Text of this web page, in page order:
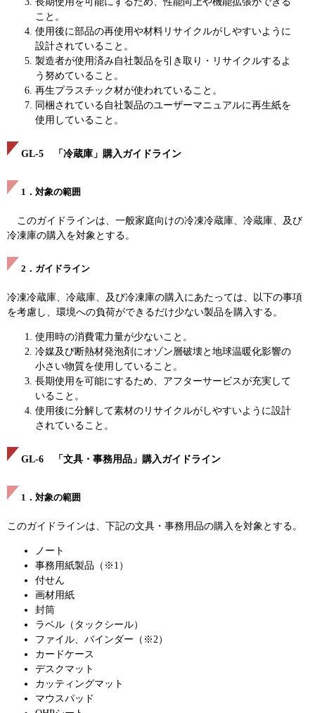
こと。
使用後に部品の再使用や材料リサイクルがしやすいように
設計されていること。
製造者が使用済み自社製品を引き取り・リサイクルするよ
う努めていること。
再生プラスチック材が使われていること。
同梱されている自社製品のユーザーマニュアルに再生紙を
使用していること。
GL-5 「冷蔵庫」購入ガイドライン
1．対象の範囲
このガイドラインは、一般家庭向けの冷凍冷蔵庫、冷蔵庫、及び
冷凍庫の購入を対象とする。
2．ガイドライン
冷凍冷蔵庫、冷蔵庫、及び冷凍庫の購入にあたっては、以下の事項
を考慮し、環境への負荷ができるだけ少ない製品を購入する。
使用時の消費電力量が少ないこと。
冷媒及び断熱材発泡剤にオゾン層破壊と地球温暖化影響の
小さい物質を使用していること。
長期使用を可能にするため、アフターサービスが充実して
いること。
使用後に分解して素材のリサイクルがしやすいように設計
されていること。
GL-6 「文具・事務用品」購入ガイドライン
1．対象の範囲
このガイドラインは、下記の文具・事務用品の購入を対象とする。
ノート
事務用紙製品（※1）
付せん
画材用紙
封筒
ラベル（タックシール）
ファイル、バインダー（※2）
カードケース
デスクマット
カッティングマット
マウスパッド